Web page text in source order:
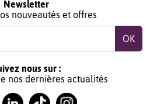
Newsletter
nouveautés et offres
nous sur :
nos dernières actualités